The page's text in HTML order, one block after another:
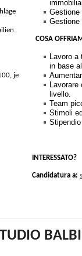
je
Gestione
COSA
Lavoro a
in base
Lavorare
livello.
Team
Stimoli
INTERESSATO?
Candidatura a: